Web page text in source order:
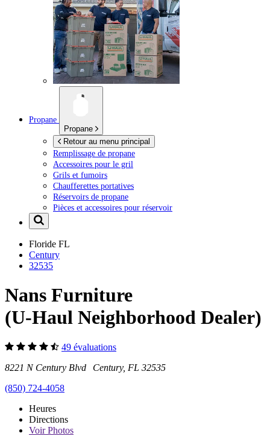
Propane
Propane
Retour au menu principal
Remplissage de propane
Accessoires pour le gril
Grils et fumoirs
Chaufferettes portatives
Réservoirs de propane
Pièces et accessoires pour réservoir
Floride FL
Century
32535
Nans Furniture
(U-Haul Neighborhood Dealer)
49 évaluations
8221 N Century Blvd Century, FL 32535
(850) 724-4058
Heures
Directions
VoirPhotos